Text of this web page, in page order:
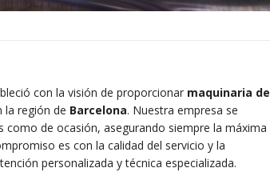
con la visión de proporcionar maquinaria de
la región de Barcelona. Nuestra empresa se
como de ocasión, asegurando siempre la máxima
es con la calidad del servicio y la
personalizada y técnica especializada.